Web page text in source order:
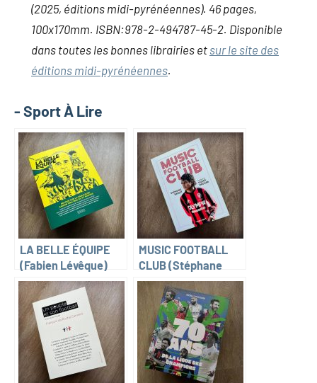
(2025, éditions midi-pyrénéennes). 46 pages,
100x170mm. ISBN:978-2-494787-45-2. Disponible
dans toutes les bonnes librairies et sur le site des
éditions midi-pyrénéennes.
- Sport À Lire
LA BELLE ÉQUIPE
(Fabien Lévêque)
MUSIC FOOTBALL
CLUB (Stéphane
Basset)